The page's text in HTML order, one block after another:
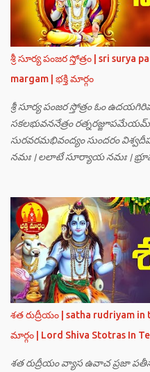
ఆవిర్భావిస్తాడో తెలియక
వాణీనాథుడైన చతుర్ముఖ బ్రహ్మ గారిని
శ్రీమన్నారాయణుని దర్శించి
అప్పుడు స్థితికారుడైన
కష్టాలు త్వరలో తీరుతాయి. మీరు
శ్రీ సూర్య పంజర స్తోత్రం | sri
margam | భక్తి మార్గం
శ్రీ సూర్య పంజర స్తోత్రం ఓం
సకలభువననేత్రం
సురవరమభివంద్యం సుందరం
నమః । లలాటే సూర్యాయ నమః ।
హ్రీం హ్రూం హ్రైం హ్రౌం హ్రః । ఓం
హంసః ॥ 3 ॥ ఓం
। ఓం స్థితిరూపకకారణాయ
బ్రహ్మతేజోజ్జ్వలజ్వాలామాలినే
తారకబ్రహ్మరూపాయ పరయంత్ర-
దక్షిణదిగ్భాగే మాం రక్షతు ॥ 5 ॥
మణికుంభాయ హుం ఫట్ స్వాహా । ఓం
ముకురవర్ణాయ తేజోవర్ణాయ మమ
పశ్చిమదిగ్భాగే మాం రక్షతు ॥ 6 ॥
మణికుంభాయ హుం ఫట్ స్వాహా । ఓం
శత రుద్రీయం | satha rudriyam in
మార్గం | Lord Shiva Stotras In
శత రుద్రీయం వ్యాస ఉవాచ ప్రజా